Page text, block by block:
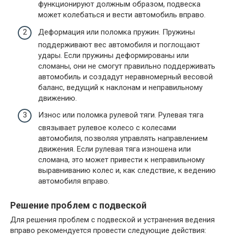
функционируют должным образом, подвеска
может колебаться и вести автомобиль вправо.
Деформация или поломка пружин. Пружины
поддерживают вес автомобиля и поглощают
удары. Если пружины деформированы или
сломаны, они не смогут правильно поддерживать
автомобиль и создадут неравномерный весовой
баланс, ведущий к наклонам и неправильному
движению.
Износ или поломка рулевой тяги. Рулевая тяга
связывает рулевое колесо с колесами
автомобиля, позволяя управлять направлением
движения. Если рулевая тяга изношена или
сломана, это может привести к неправильному
выравниванию колес и, как следствие, к ведению
автомобиля вправо.
Решение проблем с подвеской
Для решения проблем с подвеской и устранения ведения
вправо рекомендуется провести следующие действия: